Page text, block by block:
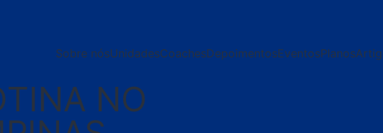
Sobre nósUnidadesCoachesDepoimentosEventosPlanos
NO